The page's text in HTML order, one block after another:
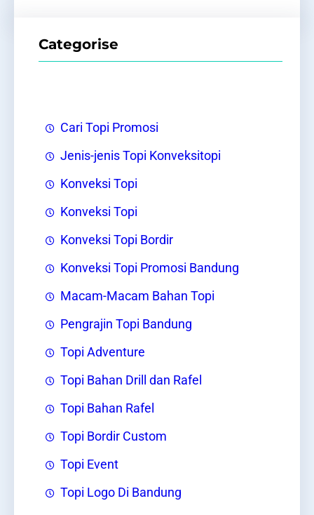
Categorise
Cari Topi Promosi
Jenis-jenis Topi Konveksitopi
Konveksi Topi
Konveksi Topi
Konveksi Topi Bordir
Konveksi Topi Promosi Bandung
Macam-Macam Bahan Topi
Pengrajin Topi Bandung
Topi Adventure
Topi Bahan Drill dan Rafel
Topi Bahan Rafel
Topi Bordir Custom
Topi Event
Topi Logo Di Bandung